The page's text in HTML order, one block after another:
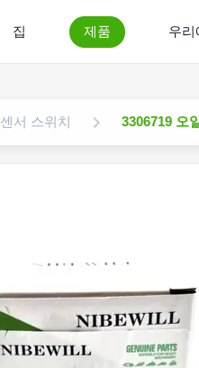
집 제품 우리
센서 스위치 3306719 오